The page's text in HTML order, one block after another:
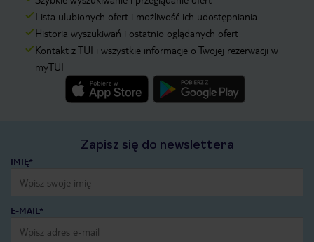
Lista ulubionych ofert i możliwość ich udostępniania
Historia wyszukiwań i ostatnio oglądanych ofert
Kontakt z TUI i wszystkie informacje o Twojej rezerwacji w
myTUI
Zapisz się do newslettera
IMIĘ*
E-MAIL*